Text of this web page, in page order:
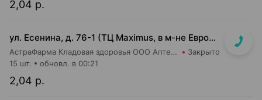
2,04 р.
ул. Есенина, д. 76-1 (ТЦ Maximus, в м-не Евроопт Super)
АстраФарма Кладовая здоровья ООО Аптека №9 Закрыто
2,04 р.
15 шт. обновл. в 00:21